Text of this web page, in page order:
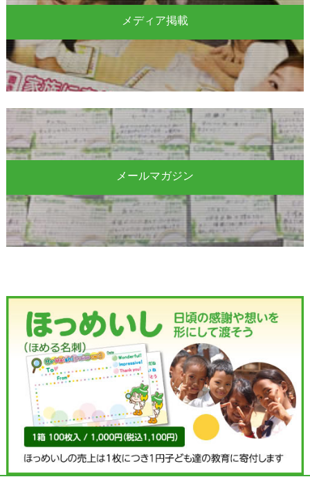
メディア掲載
メールマガジン